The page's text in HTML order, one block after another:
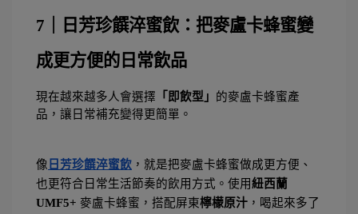
7｜日芳珍饌淬蜜飲：把麥盧卡蜂蜜變
成更方便的日常飲品
現在越來越多人會選擇 「即飲型」 的麥盧卡蜂蜜產
品，讓日常補充變得更簡單。
像 日芳珍饌淬蜜飲 ，就是把麥盧卡蜂蜜做成更方便、
也更符合日常生活節奏的飲用方式。使用紐西蘭
UMF5+ 麥盧卡蜂蜜，搭配屏東檸檬原汁 ，喝起來多了